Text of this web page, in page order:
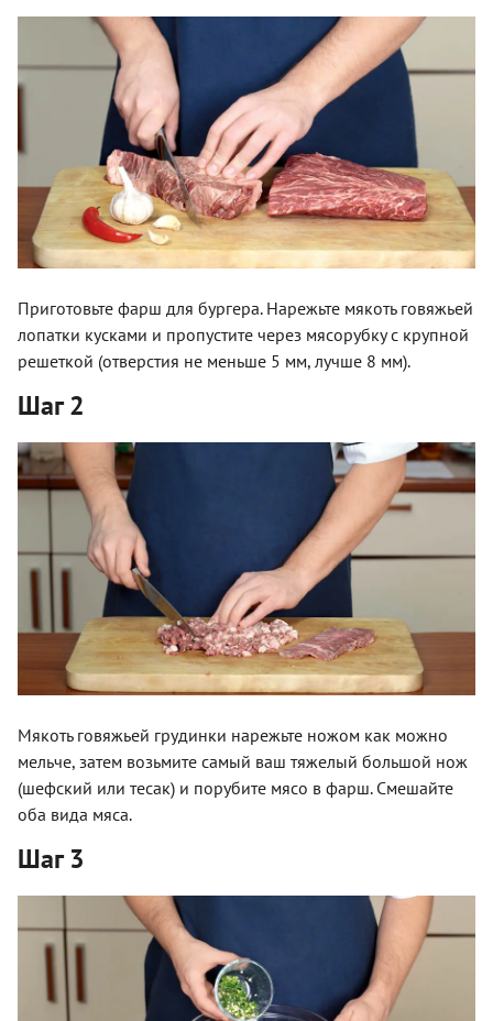
Приготовьте фарш для бургера. Нарежьте мякоть говяжьей
лопатки кусками и пропустите через мясорубку с крупной
решеткой (отверстия не меньше 5 мм, лучше 8 мм).
Шаг 2
Мякоть говяжьей грудинки нарежьте ножом как можно
мельче, затем возьмите самый ваш тяжелый большой нож
(шефский или тесак) и порубите мясо в фарш. Смешайте
оба вида мяса.
Шаг 3